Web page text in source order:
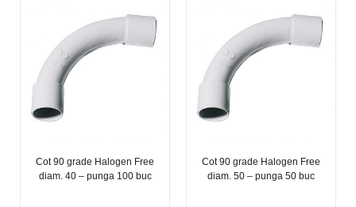
Cot 90 grade Halogen Free
diam. 40 – punga 100 buc
Cot 90 grade Halogen Free
diam. 50 – punga 50 buc